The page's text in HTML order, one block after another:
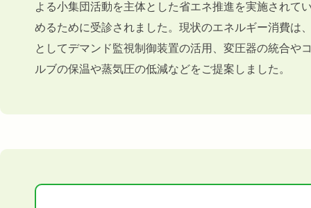
よる小集団活動を主体とした省エネ推進を実施されて
めるために受診されました。現状のエネルギー消費は
としてデマンド監視制御装置の活用、変圧器の統合や
ルブの保温や蒸気圧の低減などをご提案しました。